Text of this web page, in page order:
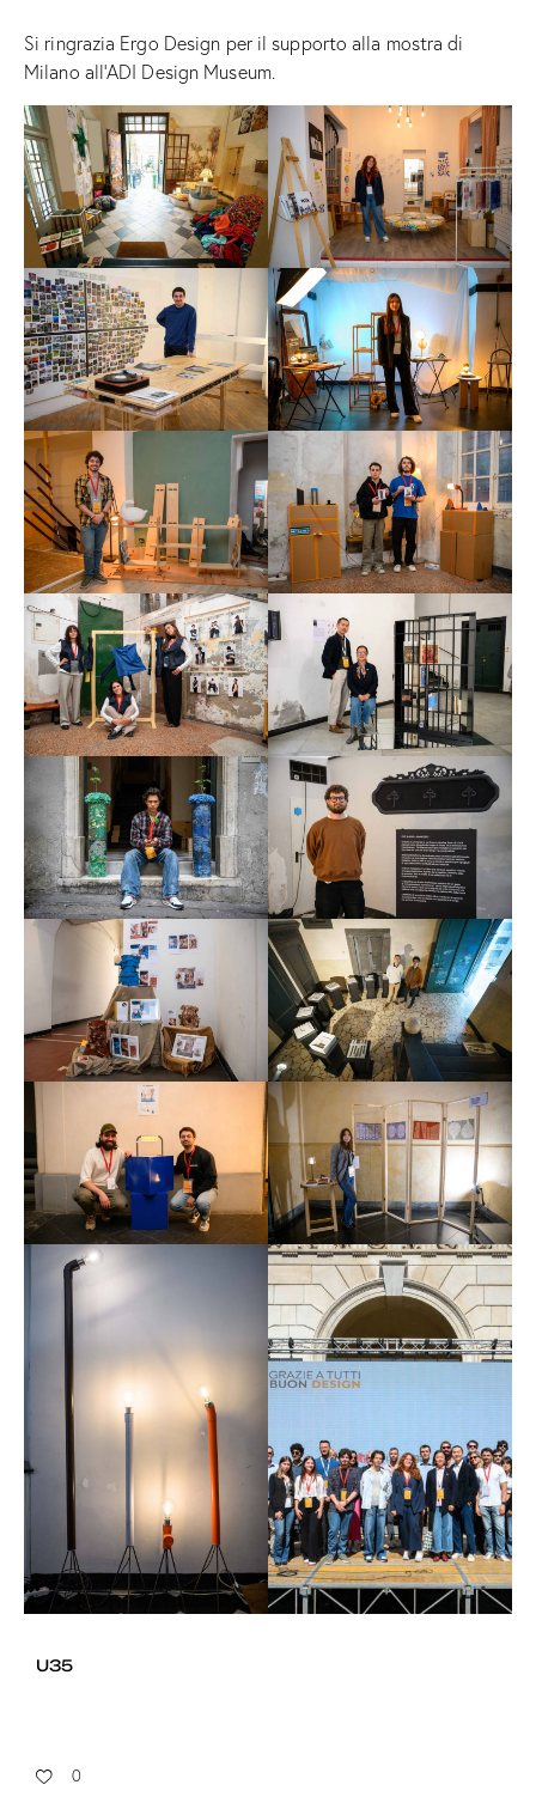
Si ringrazia Ergo Design per il supporto alla mostra di
Milano all’ADI Design Museum.
U35
0